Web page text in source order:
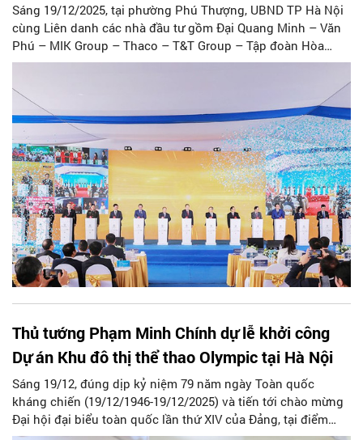
Sáng 19/12/2025, tại phường Phú Thượng, UBND TP Hà Nội
cùng Liên danh các nhà đầu tư gồm Đại Quang Minh – Văn
Phú – MIK Group – Thaco – T&T Group – Tập đoàn Hòa
Phát đã tổ chức Lễ khởi công Dự án Đầu tư xây dựng Trục
thị quy mô lớn, có ý nghĩa chiến lược đối với định hướng
phát triển không gian Thủ đô trong giai đoạn mới.
Thủ tướng Phạm Minh Chính dự lễ khởi công
Dự án Khu đô thị thể thao Olympic tại Hà Nội
Sáng 19/12, đúng dịp kỷ niệm 79 năm ngày Toàn quốc
kháng chiến (19/12/1946-19/12/2025) và tiến tới chào mừng
Đại hội đại biểu toàn quốc lần thứ XIV của Đảng, tại điểm